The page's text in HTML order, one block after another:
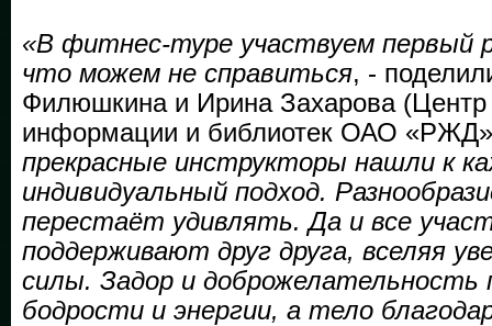
«В фитнес-туре участвуем первый
что можем не справиться, -
Филюшкина и Ирина Захарова (Центр
информации и библиотек ОАО
прекрасные инструкторы нашли к
индивидуальный подход.
перестаёт удивлять. Да и все
поддерживают друг друга, вселяя
силы. Задор и доброжелательность
бодрости и энергии, а тело